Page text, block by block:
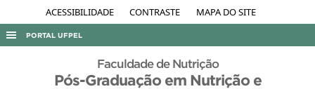
ACESSIBILIDADE CONTRASTE MAPA DO SITE
PORTAL UFPEL
ACESSO À INFORMAÇÃO
AUDITORIA
Faculdade de Nutrição
Pós-Graduação em Nutrição e